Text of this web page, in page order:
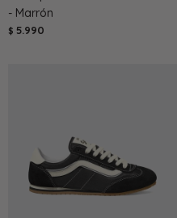
- Marrón
$ 5.990